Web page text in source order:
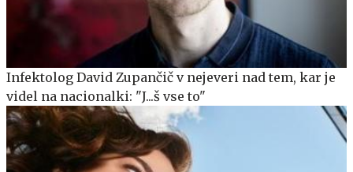
Infektolog David Zupančič v nejeveri nad tem, kar je
videl na nacionalki: "J...š vse to"